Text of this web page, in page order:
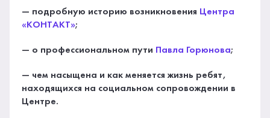
— подробную историю возникновения Центра
«КОНТАКТ»;
— о профессиональном пути Павла Горюнова;
— чем насыщена и как меняется жизнь ребят,
находящихся на социальном сопровождении в
Центре.